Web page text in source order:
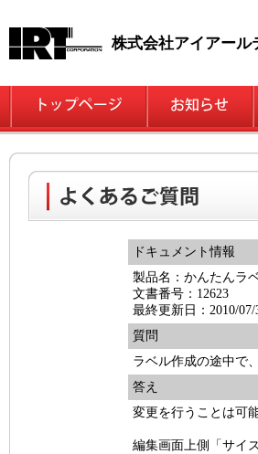
株式会社アイアール
ドキュメント情報
製品名：かんたんラ
文書番号：12623
最終更新日：2010/07/
質問
ラベル作成の途中で
答え
変更を行うことは可
編集画面上側「サイ